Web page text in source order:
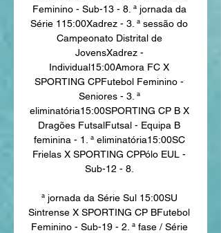
Feminino - Sub-13 - 8. ª jornada da
Série 115:00Xadrez - 3. ª sessão do
Campeonato Distrital de
JovensXadrez -
Individual15:00Amora FC X
SPORTING CPFutebol Feminino -
Seniores - 3. ª
eliminatória15:00SPORTING CP B X
Dragões FutsalFutsal - Equipa B
feminina - 1. ª eliminatória15:00SC
Frielas X SPORTING CPPólo EUL -
Sub-12 - 8.
ª jornada da Série Sul 15:00SU
Sintrense X SPORTING CP BFutebol
Feminino - Sub-19 - 2. ª fase / Série